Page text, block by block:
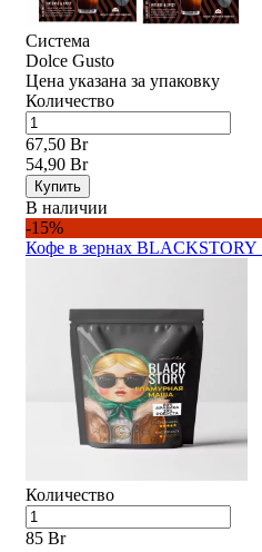
Система
Dolce Gusto
Цена указана за упаковку
Количество
67,50 Br
54,90 Br
Купить
В наличии
-15%
Кофе в зернах
Количество
85 Br